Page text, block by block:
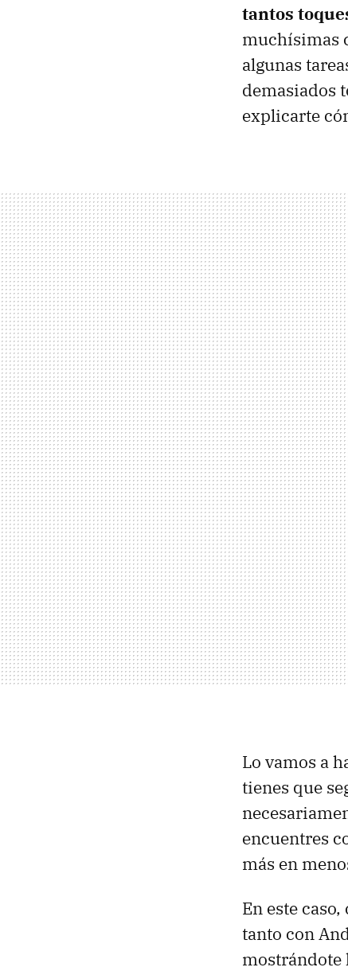
tantos
muchísimas
algunas
demasiados
explicarte
Lo vamos a
tienes que
encuentres
más en
En este
tanto con
mostrándote